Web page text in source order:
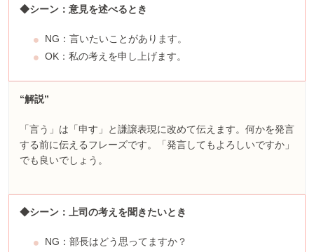
◆シーン：意見を述べるとき
NG：言いたいことがあります。
OK：私の考えを申し上げます。
“解説”
「言う」は「申す」と謙譲表現に改めて伝えます。何かを発言
する前に伝えるフレーズです。「発言してもよろしいですか」
でも良いでしょう。
◆シーン：上司の考えを聞きたいとき
NG：部長はどう思ってますか？